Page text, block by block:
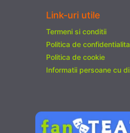
Link-uri utile
Termeni si conditii
Politica de
Politica de cookie
Informatii persoane cu